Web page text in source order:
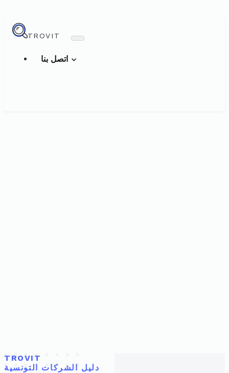
TROVIT
TROVIT
دليل الشركات التونسية